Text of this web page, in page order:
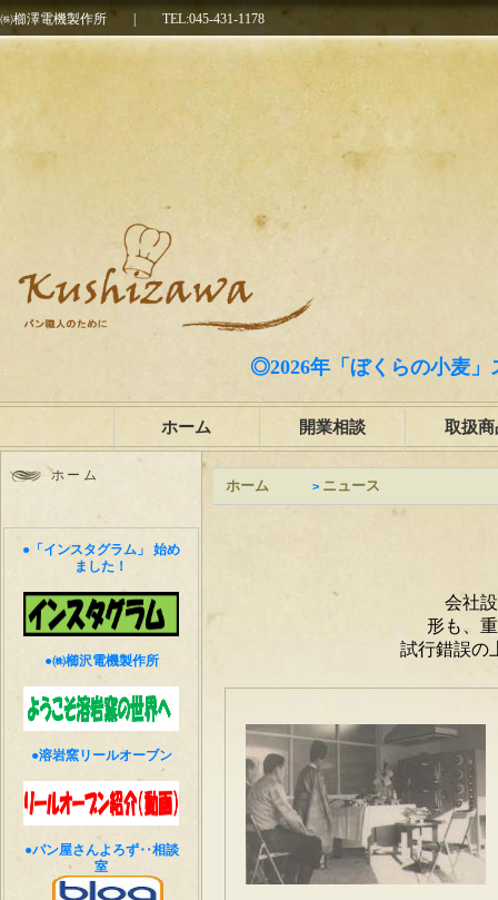
㈱櫛澤電機製作所 | TEL:045-431-1178
◎2026年「ぼくらの小麦
ホーム 開業相談 取扱商
ホーム
●「インスタグラム」 始め
ました！
●㈱櫛沢電機製作所
●溶岩窯リールオーブン
●パン屋さんよろず‥相談
室
ホーム > ニュース